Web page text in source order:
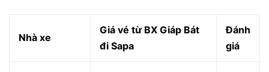
Nhà xe
Giá vé từ BX Giáp Bát
đi Sapa
Đánh
giá